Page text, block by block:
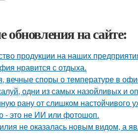
обновления на сайте:
продукции на наших
нравится с отдыха.
вечные споры о температуре в
одни из самых назойливых и
рану от слишком настойчивого
- это не ИИ или фотошоп.
не оказалась новым видом, а